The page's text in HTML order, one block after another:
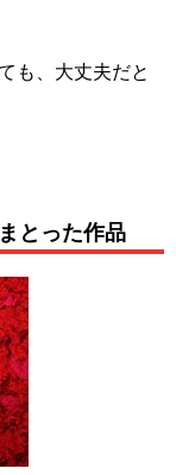
も、大丈夫だと
とった作品